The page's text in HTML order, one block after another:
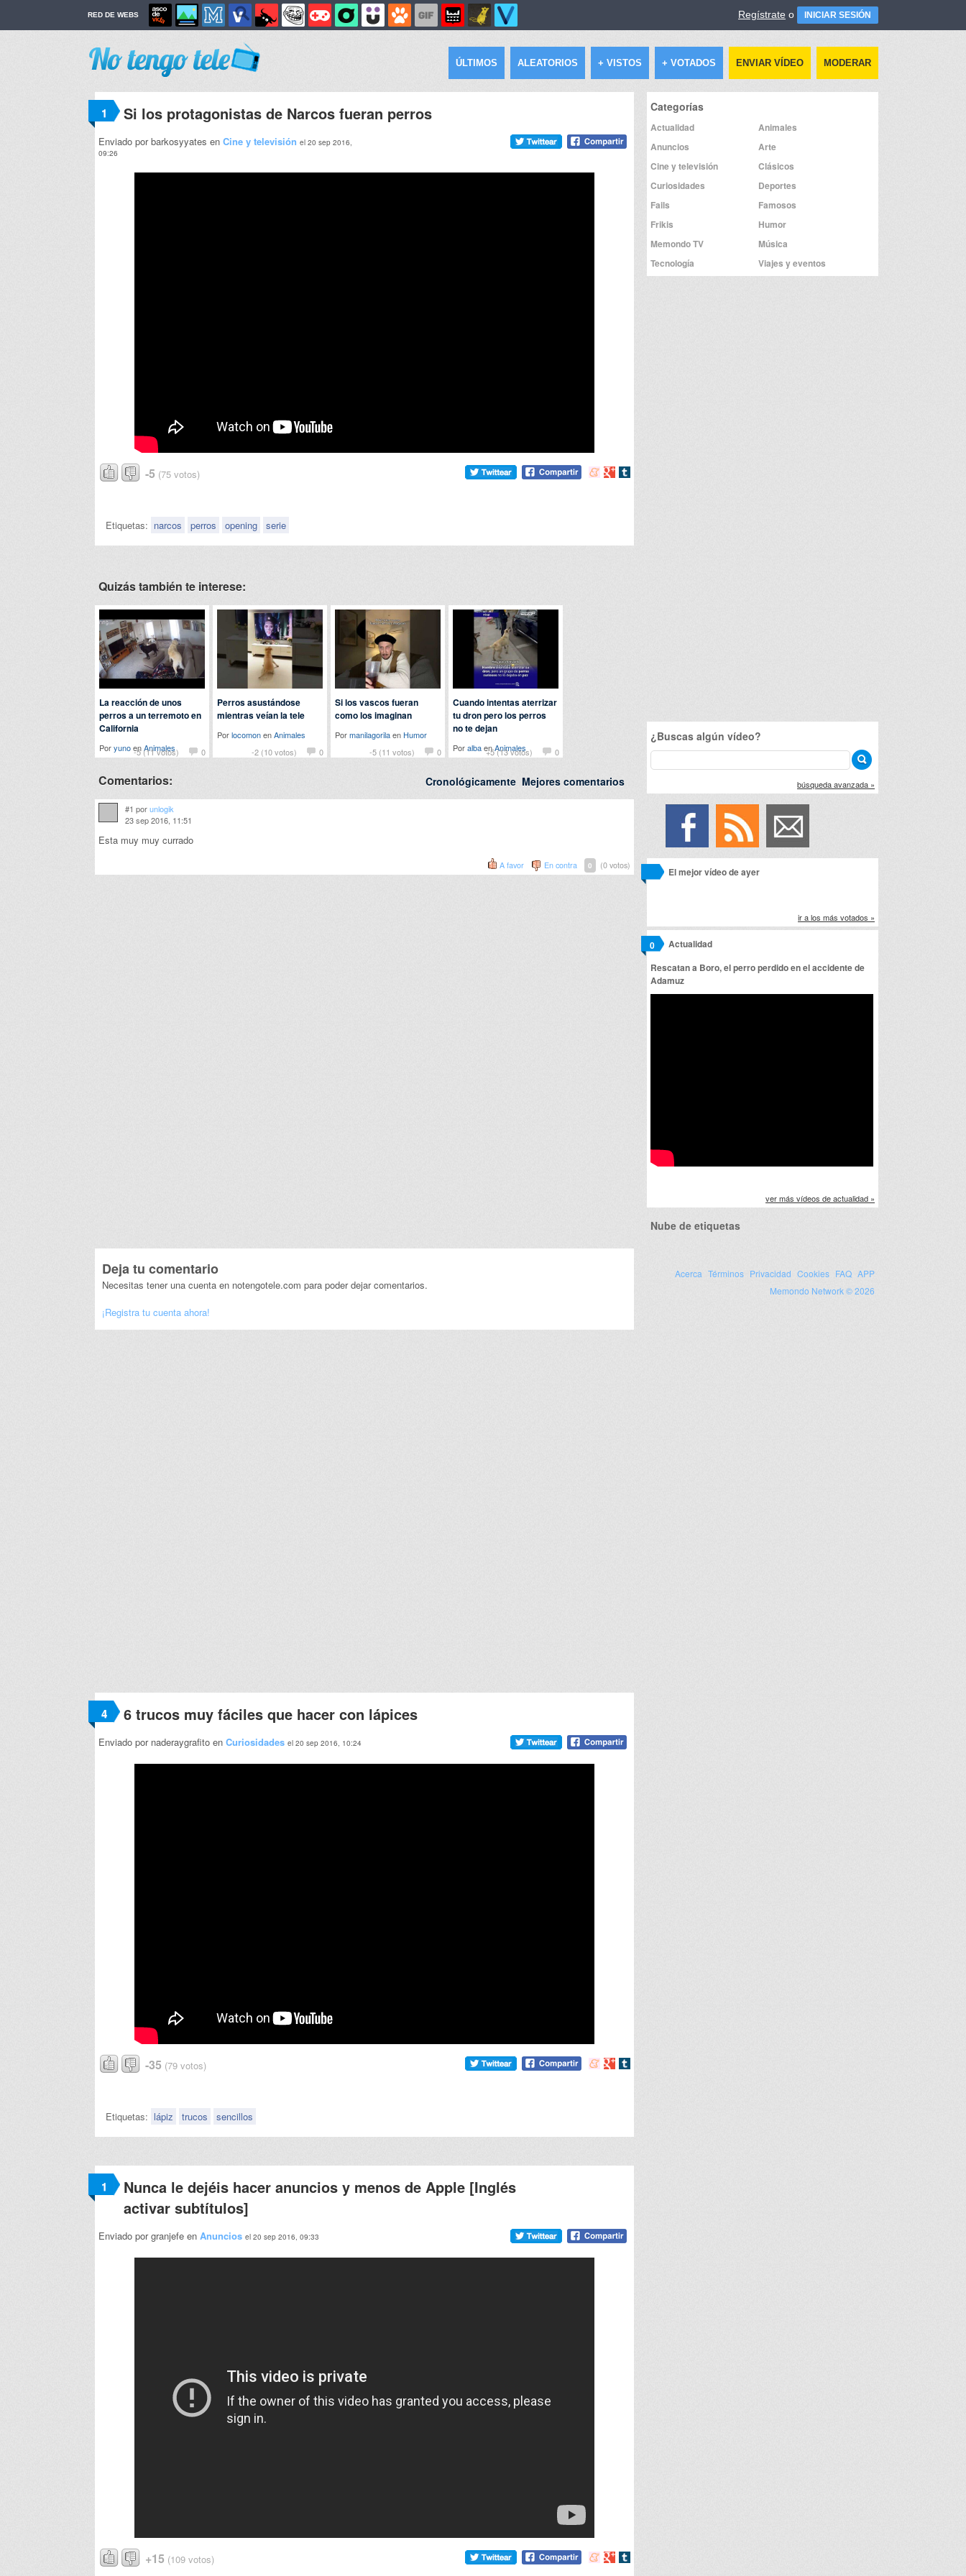
RED DE WEBS Regístrate o INICIAR SESIÓN
ÚLTIMOS ALEATORIOS + VISTOS + VOTADOS ENVIAR VÍDEO MODERAR
1 Si los protagonistas de Narcos fueran perros
Enviado por barkosyyates en Cine y televisión el 20 sep 2016,
09:26
-5 (75 votos)
Compartir
Compartir
Compartir
Etiquetas: narcos perros opening serie
Quizás también te interese:
-5 (11 votos) 0
La reacción de unos
perros a un terremoto en
California
PoryunoenAnimales -2 (10 votos) 0
Perros asustándose
mientras veían la tele
PorlocomonenAnimales
-5 (11 votos)
0
Si los vascos fueran
como los imaginan
Pormanilagorilaen Humor
+5 (13 votos)
0
Cuando intentas aterrizar
tu dron pero los perros
no te dejan
PoralbaenAnimales
Comentarios: Mejores comentarios
Cronológicamente
#1 porunlogik
23 sep 2016, 11:51
Esta muy muy currado
A favor En contra 0 (0 votos)
Deja tu comentario
Necesitas tener una cuenta en notengotele.com para poder dejar comentarios.
¡Registra tu cuenta ahora!
4 6 trucos muy fáciles que hacer con lápices
Enviado por naderaygrafito en Curiosidades el 20 sep 2016, 10:24
-35 (79 votos)
Compartir
Compartir
Compartir
Etiquetas: lápiz trucos sencillos
1
Nunca le dejéis hacer anuncios y menos de Apple [Inglés
activar subtítulos]
Enviado por granjefe en Anuncios el 20 sep 2016, 09:33
+15 (109 votos)
Compartir
Compartir
Compartir
Categorías
Actualidad
Animales
Anuncios
Arte
Cine y televisión
Clásicos
Curiosidades
Deportes
Fails
Famosos
Frikis
Humor
Memondo TV
Música
Tecnología
Viajes y eventos
¿Buscas algún vídeo?
búsqueda avanzada »
El mejor vídeo de ayer
ir a los más votados »
Actualidad
0
Rescatan a Boro, el perro perdido en el accidente de
Adamuz
ver más vídeos de actualidad »
Nube de etiquetas
Acerca Términos Privacidad Cookies FAQ APP
Memondo Network © 2026